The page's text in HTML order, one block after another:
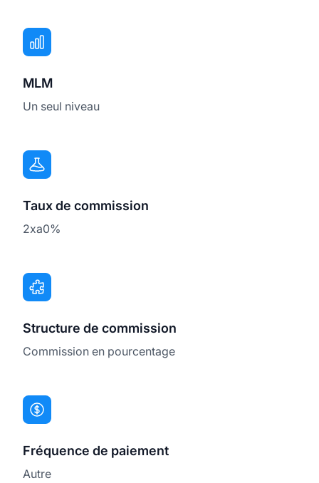
MLM
Un seul niveau
Taux de commission
2xa0%
Structure de commission
Commission en pourcentage
Fréquence de paiement
Autre